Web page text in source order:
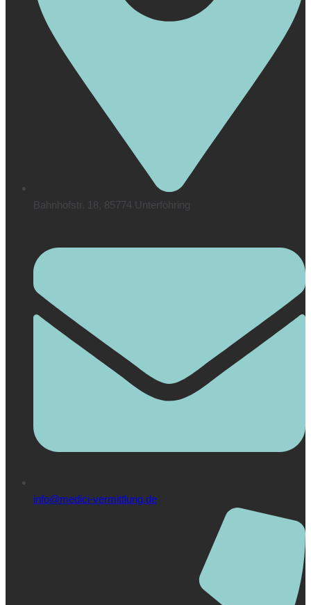
Bahnhofstr. 18, 85774 Unterföhring
info@medici-vermittlung.de